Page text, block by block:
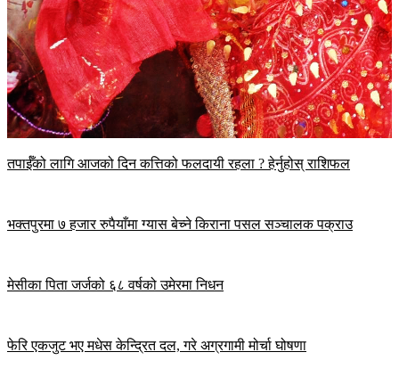
तपाईँको लागि आजको दिन कत्तिको फलदायी रहला ? हेर्नुहोस् राशिफल
भक्तपुरमा ७ हजार रुपैयाँमा ग्यास बेच्ने किराना पसल सञ्चालक पक्राउ
मेसीका पिता जर्जको ६८ वर्षको उमेरमा निधन
फेरि एकजुट भए मधेस केन्द्रित दल, गरे अग्रगामी मोर्चा घोषणा